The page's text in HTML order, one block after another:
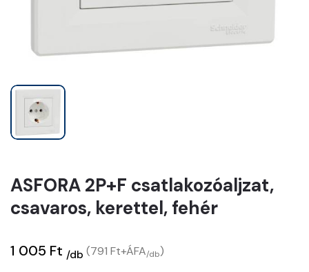
ASFORA 2P+F csatlakozóaljzat,
csavaros, kerettel, fehér
1 005 Ft /db (791 Ft+ÁFA/db)